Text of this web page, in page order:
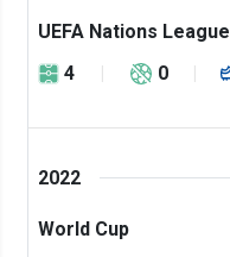
UEFA Nations League
4
0
2022
World Cup